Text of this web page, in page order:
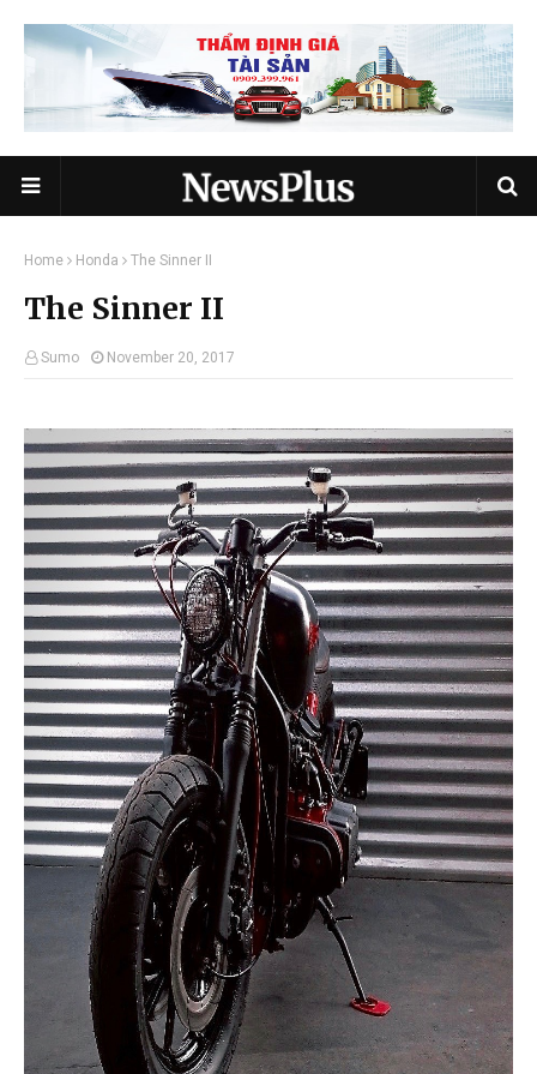
Home Honda The Sinner II
The Sinner II
Sumo November 20, 2017